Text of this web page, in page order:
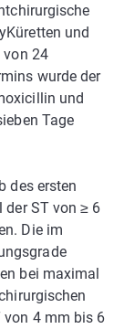
und
von 24
wurde der
und
Tage
des ersten
der ST von ≥ 6
Die im
bei maximal
von 4 mm bis 6